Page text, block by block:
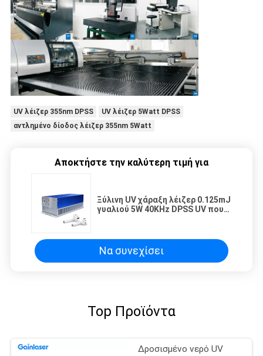
UV λέιζερ 355nm DPSS
UV λέιζερ 5Watt DPSS
αντλημένο δίοδος λέιζερ 355nm 5Watt
Αποκτήστε την καλύτερη τιμή για
Ξύλινη UV χάραξη λέιζερ 0.125mJ
γυαλιού 5W 40KHz DPSS UV που
Να συνεχίσει
Top Προϊόντα
Δροσισμένο νερό UV